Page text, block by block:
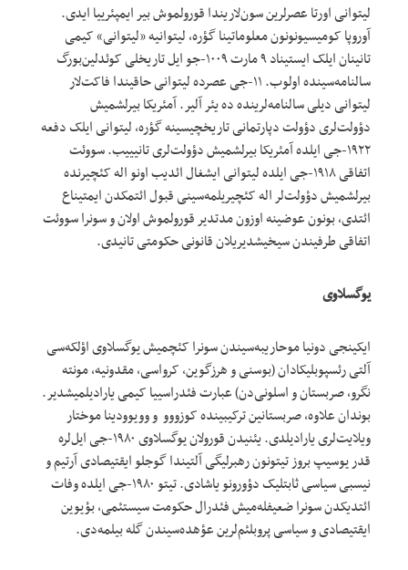
لیتوانی اورتا عصرلرین سون‌لاریندا قورولموش بیر ایمپئرییا ایدی.
آوروپا کومیسیو‌نونون معلوماتینا گؤره، لیتوانیه «لیتوانی» کیمی
تانینان ایلک ایستیناد ۹ مارت ۱۰۰۹-جو ایل تاریخلی کوئدلین‌بورگ
سالنامه‌سینده اولوب. ۱۱-جی عصرده لیتوانی حاقیندا فاکت‌لار
لیتوانی دیلی سالنامه‌لرینده ده یئر آلیر. آمئریکا بیرلشمیش
دؤولت‌لری دؤولت دپارتمانی تاریخچیسینه گؤره، لیتوانی ایلک دفعه
۱۹۲۲-جی ایلده آمئریکا بیرلشمیش دؤولت‌لری تانیییب. سووئت
اتفاقی ۱۹۱۸-جی ایلده لیتوانی ایشغال ائدیب اونو اله کئچیرنده
بیرلشمیش دؤولت‌لر اله کئچیریلمه‌سینی قبول ائتمکدن ایمتیناع
ائتدی، بونون عوضینه اوزون مدتدیر قورولموش اولان و سونرا سووئت
اتفاقی طرفیندن سیخیشدیریلان قانونی حکومتی تانیدی.
یوگسلاوی
ایکینجی دونیا موحاریبه‌سیندن سونرا کئچمیش یوگسلاوی اؤلکه‌سی
آلتی رئسپوبلیکادان (بوسنی و هرزگوین، کرواسی، مقدونیه، مونته
نگرو، صربستان و اسلونی‌دن) عبارت فئدراسییا کیمی یارادیلمیشدیر.
بوندان علاوه، صربستانین ترکیبینده کوزووو و وویوودینا موختار
ویلایت‌لری یارادیلدی. یئنیدن قورولان یوگسلاوی ۱۹۸۰-جی ایل‌لره
قدر یوسیپ بروز تیتونون رهبرلیگی آلتیندا گوجلو ایقتیصادی آرتیم و
نیسبی سیاسی ثابتلیک دؤورونو یاشادی. تیتو ۱۹۸۰-جی ایلده وفات
ائتدیکدن سونرا ضعیفله‌میش فئدرال حکومت سیستئمی، بؤیوین
ایقتیصادی و سیاسی پروبلئم‌لرین عؤهده‌سیندن گله بیلمه‌دی.